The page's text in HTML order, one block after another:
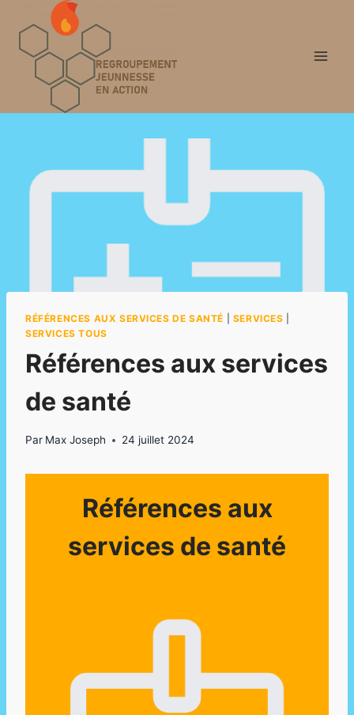
contenu
RÉFÉRENCES AUX SERVICES DE SANTÉ SERVICES
SERVICES TOUS
Références aux services
de santé
Par Max Joseph 24 juillet 2024
Références aux
services de santé